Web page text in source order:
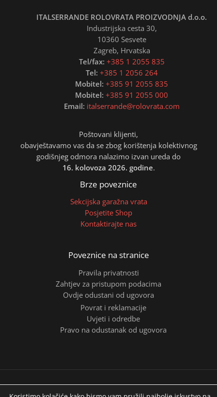
ITALSERRANDE ROLOVRATA PROIZVODNJA d.o.o.
Industrijska cesta 30,
10360 Sesvete
Zagreb, Hrvatska
Tel/fax: +385 1 2055 835
Tel: +385 1 2056 264
Mobitel: +385 91 2055 835
Mobitel: +385 91 2055 000
Email: italserrande@rolovrata.com
Poštovani klijenti,
obavještavamo vas da se zbog korištenja kolektivnog
godišnjeg odmora nalazimo izvan ureda do
16. kolovoza 2026. godine.
Brze poveznice
Sekcijska garažna vrata
Posjetite Shop
Kontaktirajte nas
Poveznice na stranice
Pravila privatnosti
Zahtjev za pristupom podacima
Ovdje odustani od ugovora
Povrat i reklamacije
Uvjeti i odredbe
Pravo na odustanak od ugovora